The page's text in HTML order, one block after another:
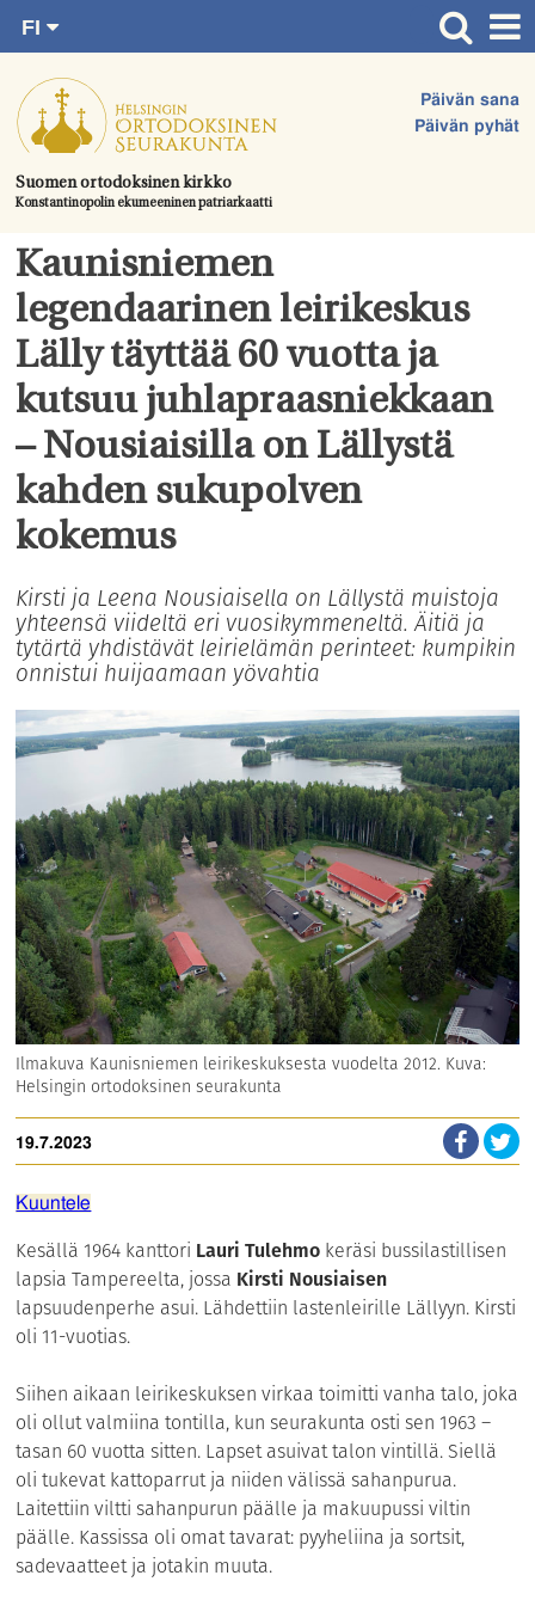
suoraan
sisältöön.
Suomen ortodoksinen kirkko
Konstantinopolin ekumeeninen patriarkaatti
Päivän sana
Päivän pyhät
FI
SV
EN
UA
Etusivu
Ajankohtaista
Juhlat & toimitukset
Kirkot
Apua & tukea
Tule mukaan
Hautausmaa
Yhteystiedot
Kaunisniemen
legendaarinen leirikeskus
Lälly täyttää 60 vuotta ja
kutsuu juhlapraasniekkaan
– Nousiaisilla on Lällystä
kahden sukupolven
kokemus
Kirsti ja Leena Nousiaisella on Lällystä muistoja
yhteensä viideltä eri vuosikymmeneltä. Äitiä ja
tytärtä yhdistävät leirielämän perinteet: kumpikin
onnistui huijaamaan yövahtia
Ilmakuva Kaunisniemen leirikeskuksesta vuodelta 2012. Kuva:
Helsingin ortodoksinen seurakunta
19.7.2023
Kuuntele
Kesällä 1964 kanttori Lauri Tulehmo keräsi bussilastillisen
lapsia Tampereelta, jossa Kirsti Nousiaisen
lapsuudenperhe asui. Lähdettiin lastenleirille Lällyyn. Kirsti
oli 11-vuotias.
Siihen aikaan leirikeskuksen virkaa toimitti vanha talo, joka
oli ollut valmiina tontilla, kun seurakunta osti sen 1963 –
tasan 60 vuotta sitten. Lapset asuivat talon vintillä. Siellä
oli tukevat kattoparrut ja niiden välissä sahanpurua.
Laitettiin viltti sahanpurun päälle ja makuupussi viltin
päälle. Kassissa oli omat tavarat: pyyheliina ja sortsit,
sadevaatteet ja jotakin muuta.